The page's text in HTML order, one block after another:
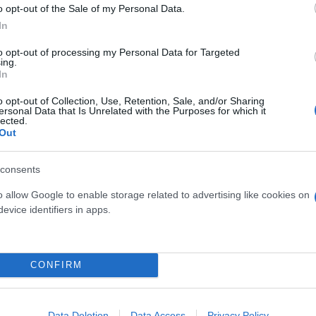
opt-out of the Sale of my Personal Data.
opt-out of processing my Personal Data for Targeted
opt-out of Collection, Use, Retention, Sale, and/or Sharing
Data that Is Unrelated with the Purposes for which it
allow Google to enable storage related to advertising like cookies on
identifiers in apps.
CONFIRM
πήρε τα παπούτσια στο χέρι
στη Νάξο - Σχεδιάζει τον γάμο της
πριν από το «καλημέρα»
να απολογούμαστε για το πώς έχουμε